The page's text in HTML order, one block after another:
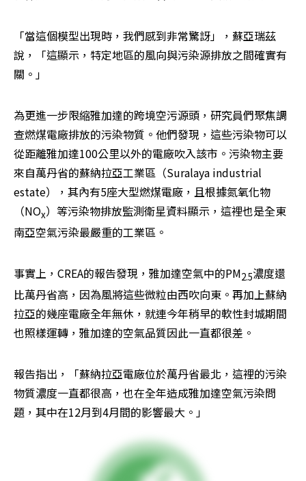
「當這個模型出現時，我們感到非常驚訝」，蘇亞瑞茲
說，「這顯示，特定地區的風向與污染源排放之間確實有
關。」
為更進一步限縮雅加達的跨境空污源頭，研究員們聚焦調
查燃煤電廠排放的污染物質。他們發現，這些污染物可以
從距離雅加達100公里以外的電廠吹入該市。污染物主要
來自萬丹省的蘇納拉亞工業區（Suralaya industrial
estate），其內有5座大型燃煤電廠，且根據氮氧化物
（NOx）等污染物排放監測衛星資料顯示，這裡也是全東
南亞空氣污染最嚴重的工業區。
事實上，CREA的報告發現，雅加達空氣中的PM2.5濃度還
比萬丹省高，因為風將這些微粒由西吹向東。再加上蘇納
拉亞的幾座電廠全年無休，就連今年稍早的軟性封城期間
也照樣運轉，雅加達的空氣品質因此一直都很差。
報告指出，「蘇納拉亞電廠位於萬丹省最北，這裡的污染
物質濃度一直都很高，也在全年造成雅加達空氣污染問
題，其中在12月到4月間的影響最大。」